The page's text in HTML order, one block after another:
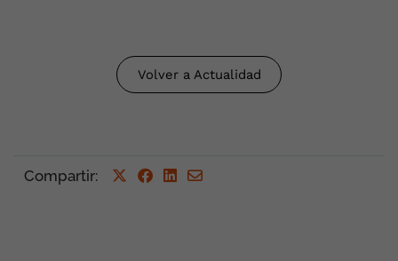
Volver a Actualidad
Compartir: